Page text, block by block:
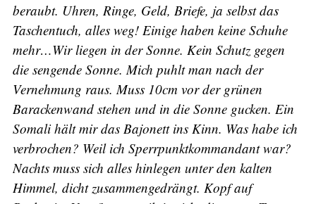
beraubt. Uhren, Ringe, Geld, Briefe, ja selbst das
Taschentuch, alles weg! Einige haben keine Schuhe
mehr…Wir liegen in der Sonne. Kein Schutz gegen
die sengende Sonne. Mich puhlt man nach der
Vernehmung raus. Muss 10cm vor der grünen
Barackenwand stehen und in die Sonne gucken. Ein
Somali hält mir das Bajonett ins Kinn. Was habe ich
verbrochen? Weil ich Sperrpunktkommandant war?
Nachts muss sich alles hinlegen unter den kalten
Himmel, dicht zusammengedrängt. Kopf auf